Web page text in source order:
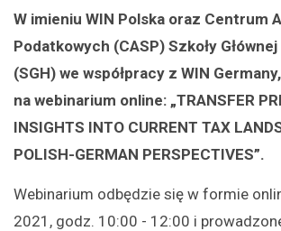
W imieniu WIN Polska oraz Centrum
Podatkowych (CASP) Szkoły
(SGH) we współpracy z WIN
na webinarium online: „TRANSFER
INSIGHTS INTO CURRENT TAX
POLISH-GERMAN PERSPECTIVES”.
Webinarium odbędzie się w formie
2021, godz. 10:00 - 12:00 i